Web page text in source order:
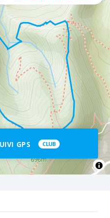
GPS CLUB